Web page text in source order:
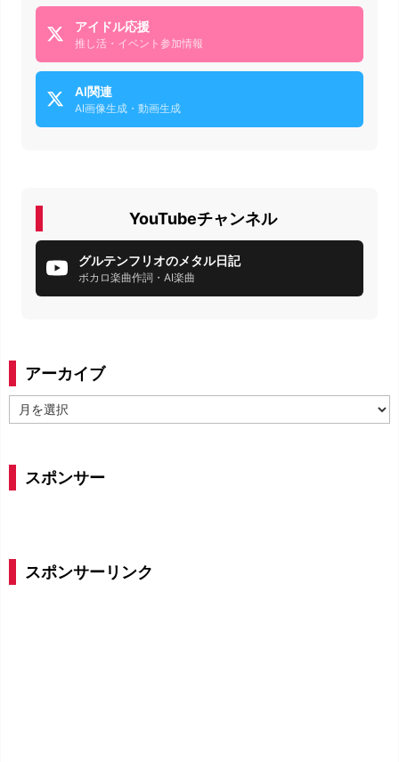
アイドル応援
推し活・イベント参加情報
AI関連
AI画像生成・動画生成
YouTubeチャンネル
グルテンフリオのメタル日記
ボカロ楽曲作詞・AI楽曲
アーカイブ
ー
スポンサー
スポンサーリンク